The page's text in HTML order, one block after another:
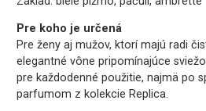
Pre koho je určená
Pre ženy aj mužov, ktorí majú radi
elegantné vône pripomínajúce
pre každodenné použitie, najmä po
parfumom z kolekcie Replica.